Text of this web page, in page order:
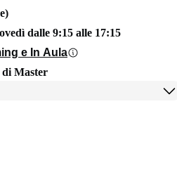
dalle 9:15 alle 17:15
e In Aula
Master